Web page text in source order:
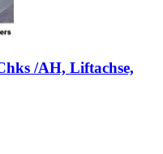
/AH, Liftachse,